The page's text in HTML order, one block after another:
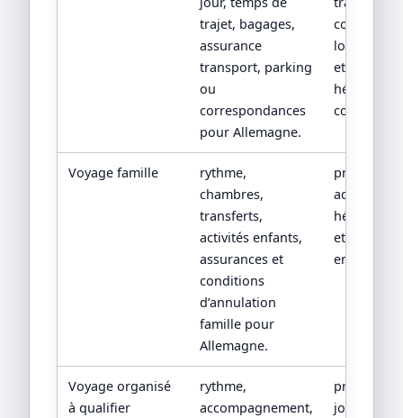
trajet, bagages,
assurance
transport, parking
ou
correspondances
pour Allemagne.
conditions
location/
et
confirmés.
Voyage famille
rythme,
chambres,
transferts,
activités enfants,
assurances et
conditions
d’annulation
famille pour
Allemagne.
adapté,
et
enfants.
Voyage organisé
à qualifier
rythme,
accompagnement,
jour par